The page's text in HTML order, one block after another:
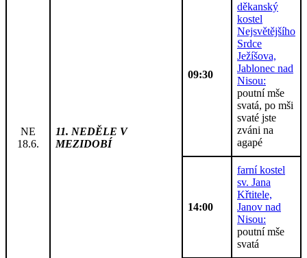
NE
18.6.
11. NEDĚLE V
MEZIDOBÍ
09:30
děkanský
kostel
Nejsvětějšího
Srdce
Ježíšova,
Jablonec nad
Nisou:
poutní mše
svatá, po mši
svaté jste
zváni na
agapé
14:00
farní kostel
sv. Jana
Křtitele,
Janov nad
Nisou:
poutní mše
svatá